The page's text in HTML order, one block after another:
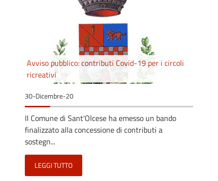
Avviso pubblico: contributi Covid-19 per i circoli
ricreativi
30-Dicembre-20
Il Comune di Sant'Olcese ha emesso un bando
finalizzato alla concessione di contributi a
sostegn...
LEGGI TUTTO